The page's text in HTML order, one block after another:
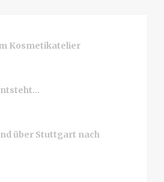
Kosmetikatelier
über Stuttgart nach